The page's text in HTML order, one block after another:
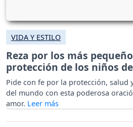
VIDA Y ESTILO
Reza por los más
protección de los niños
Pide con fe por la protección, salud
del mundo con esta poderosa
amor.